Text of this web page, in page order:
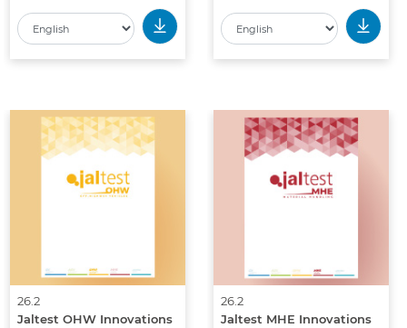
26.2
Jaltest OHW Innovations
26.2
Jaltest MHE Innovations